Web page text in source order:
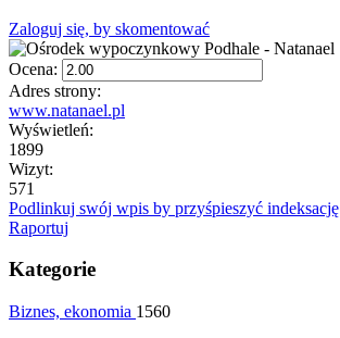
Zaloguj się, by skomentować
Ocena:
Adres strony:
www.natanael.pl
Wyświetleń:
1899
Wizyt:
571
Podlinkuj swój wpis by przyśpieszyć indeksację
Raportuj
Kategorie
Biznes, ekonomia 1560